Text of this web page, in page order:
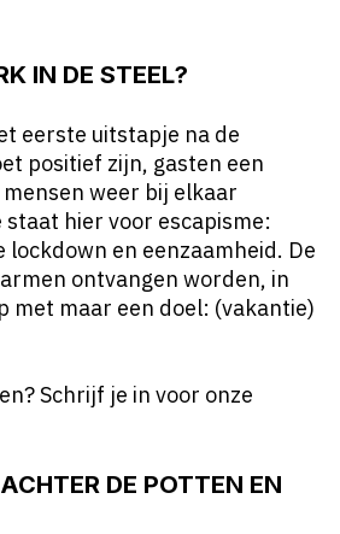
IN DE STEEL?
eerste uitstapje na de
positief zijn, gasten een
weer bij elkaar
hier voor escapisme:
lockdown en eenzaamheid. De
ontvangen worden, in
met maar een doel: (vakantie)
Schrijf je in voor onze
DE POTTEN EN